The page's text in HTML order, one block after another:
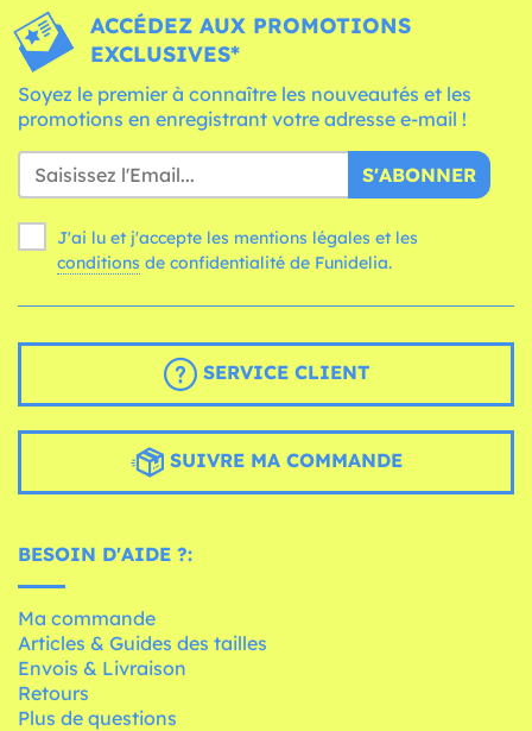
ACCÉDEZ AUX PROMOTIONS
EXCLUSIVES*
Soyez le premier à connaître les nouveautés et les
promotions en enregistrant votre adresse e-mail !
S'ABONNER
J'ai lu et j'accepte les mentions légales et les
conditions de confidentialité de Funidelia.
SERVICE CLIENT
SUIVRE MA COMMANDE
BESOIN D'AIDE ?:
Ma commande
Articles & Guides des tailles
Envois & Livraison
Retours
Plus de questions